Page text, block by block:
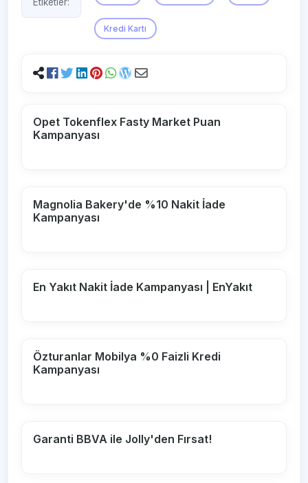
Etiketler:
Kredi Kartı
Opet Tokenflex Fasty Market Puan
Kampanyası
Magnolia Bakery'de %10 Nakit İade
Kampanyası
En Yakıt Nakit İade Kampanyası | EnYakıt
Özturanlar Mobilya %0 Faizli Kredi
Kampanyası
Garanti BBVA ile Jolly'den Fırsat!